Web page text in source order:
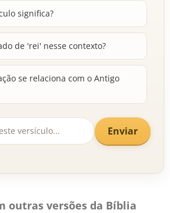
significa?
de 'rei' nesse contexto?
se relaciona com o Antigo
Enviar
outras versões da Bíblia